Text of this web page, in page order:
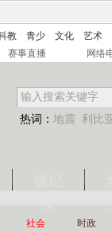
教 青少 文化
艺术
赛事直播 网络
热词： 地震 利比
社会
时政